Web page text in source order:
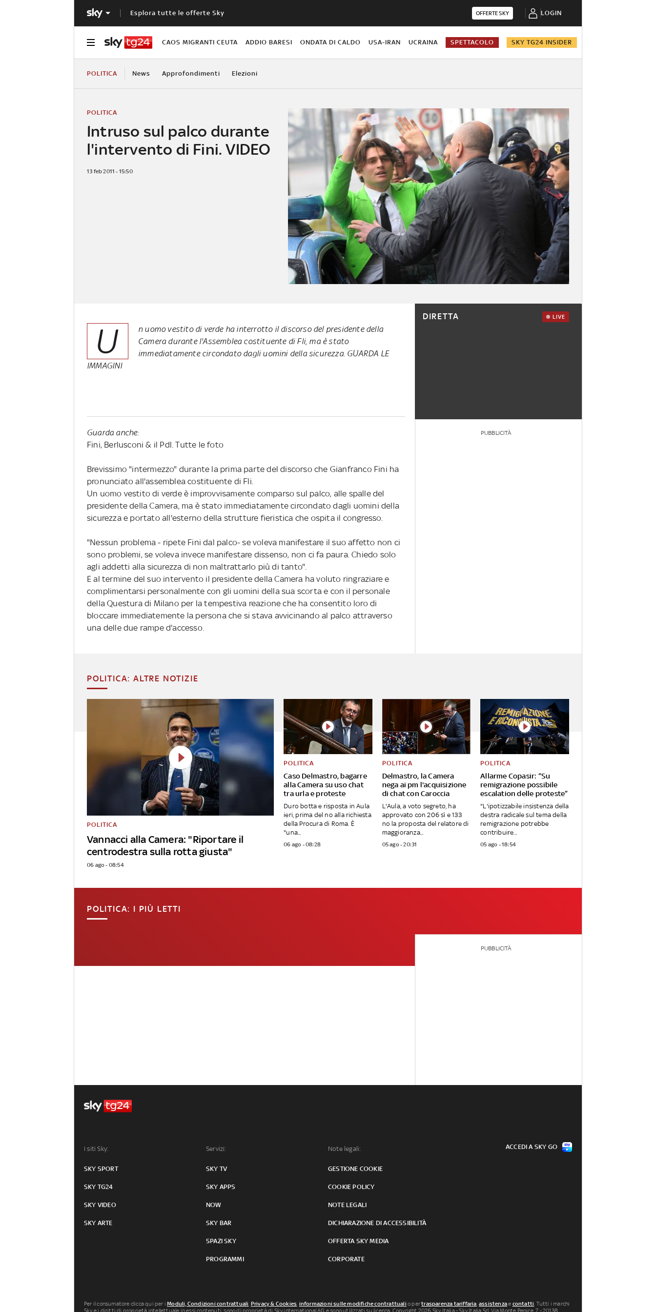
Esplora tutte le offerte Sky OFFERTE SKY LOGIN
CAOS MIGRANTI CEUTA ADDIO BARESI ONDATA DI CALDO USA-IRAN UCRAINA SPETTACOLO SKY TG24 INSIDER
POLITICA News Approfondimenti Elezioni
Intruso sul palco durante
l'intervento di Fini. VIDEO
POLITICA
13 feb 2011 - 15:50
U
n uomo vestito di verde ha interrotto il discorso del presidente della
Camera durante l'Assemblea costituente di Fli, ma è stato
immediatamente circondato dagli uomini della sicurezza. GUARDA LE
IMMAGINI
Guarda anche:
Fini, Berlusconi & il Pdl. Tutte le foto
Brevissimo "intermezzo" durante la prima parte del discorso che Gianfranco Fini ha
pronunciato all'assemblea costituente di Fli.
Un uomo vestito di verde è improvvisamente comparso sul palco, alle spalle del
presidente della Camera, ma è stato immediatamente circondato dagli uomini della
sicurezza e portato all'esterno della strutture fieristica che ospita il congresso.
"Nessun problema - ripete Fini dal palco- se voleva manifestare il suo affetto non ci
sono problemi, se voleva invece manifestare dissenso, non ci fa paura. Chiedo solo
agli addetti alla sicurezza di non maltrattarlo più di tanto".
E al termine del suo intervento il presidente della Camera ha voluto ringraziare e
complimentarsi personalmente con gli uomini della sua scorta e con il personale
della Questura di Milano per la tempestiva reazione che ha consentito loro di
bloccare immediatemente la persona che si stava avvicinando al palco attraverso
una delle due rampe d'accesso.
DIRETTA LIVE
PUBBLICITÀ
POLITICA: ALTRE NOTIZIE
Vannacci alla Camera: "Riportare il
centrodestra sulla rotta giusta"
POLITICA
06 ago - 08:54
Caso Delmastro, bagarre
alla Camera su uso chat
tra urla e proteste
POLITICA
Duro botta e risposta in Aula
ieri, prima del no alla richiesta
della Procura di Roma. È
"una...
06 ago - 08:28
Delmastro, la Camera
nega ai pm l'acquisizione
di chat con Caroccia
POLITICA
L'Aula, a voto segreto, ha
approvato con 206 sì e 133
no la proposta del relatore di
maggioranza...
05 ago - 20:31
Allarme Copasir: “Su
remigrazione possibile
escalation delle proteste”
POLITICA
"L'ipotizzabile insistenza della
destra radicale sul tema della
remigrazione potrebbe
contribuire...
05 ago - 18:54
POLITICA: I PIÙ LETTI
PUBBLICITÀ
I siti Sky:
SKY SPORT
SKY TG24
SKY VIDEO
SKY ARTE
Servizi:
SKY TV
SKY APPS
NOW
SKY BAR
SPAZI SKY
PROGRAMMI
Note legali:
GESTIONE COOKIE
COOKIE POLICY
NOTE LEGALI
DICHIARAZIONE DI ACCESSIBILITÀ
OFFERTA SKY MEDIA
CORPORATE
ACCEDI A SKY GO
Per il consumatore clicca qui per iModuli, Condizioni contrattuali, Privacy & Cookies, informazioni sulle modifiche contrattuali o pertrasparenza tariffaria,assistenzae contatti. Tutti i marchi